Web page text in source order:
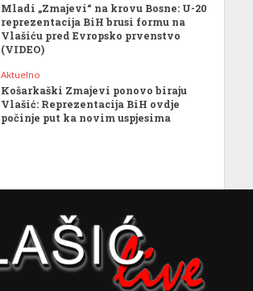
Mladi „Zmajevi“ na krovu Bosne: U-20
reprezentacija BiH brusi formu na
Vlašiću pred Evropsko prvenstvo
(VIDEO)
Aktuelno
Košarkaški Zmajevi ponovo biraju
Vlašić: Reprezentacija BiH ovdje
počinje put ka novim uspjesima